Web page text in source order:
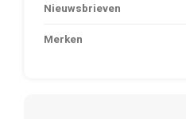
Nieuwsbrieven
Merken